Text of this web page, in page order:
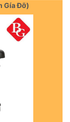
Gía Đỡ)